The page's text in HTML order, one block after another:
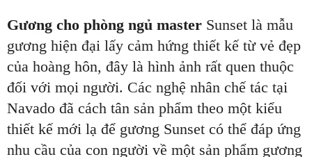
Gương cho phòng ngủ master Sunset là mẫu
gương hiện đại lấy cảm hứng thiết kế từ vẻ đẹp
của hoàng hôn, đây là hình ảnh rất quen thuộc
đối với mọi người. Các nghệ nhân chế tác tại
Navado đã cách tân sản phẩm theo một kiểu
thiết kế mới lạ để gương Sunset có thể đáp ứng
nhu cầu của con người về một sản phẩm gương